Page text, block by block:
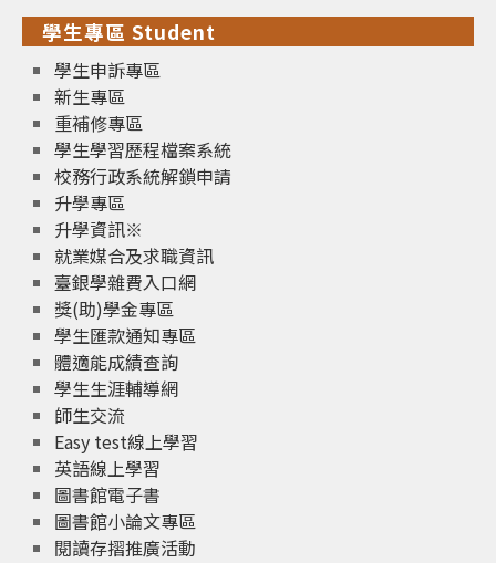
學生專區 Student
學生申訴專區
新生專區
重補修專區
學生學習歷程檔案系統
校務行政系統解鎖申請
升學專區
升學資訊※
就業媒合及求職資訊
臺銀學雜費入口網
獎(助)學金專區
學生匯款通知專區
體適能成績查詢
學生生涯輔導網
師生交流
Easy test線上學習
英語線上學習
圖書館電子書
圖書館小論文專區
閱讀存摺推廣活動